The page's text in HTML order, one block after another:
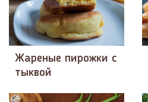
Жареные пирожки с
тыквой